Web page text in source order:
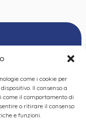
come i cookie per
Il consenso a
come il comportamento di
o ritirare il consenso
e funzioni.
delle
e degli
del Piemonte
8A – 10121